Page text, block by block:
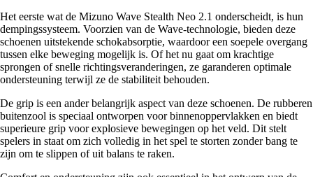
Het eerste wat de Mizuno Wave Stealth Neo 2.1 onderscheidt, is hun
dempingssysteem. Voorzien van de Wave-technologie, bieden deze
schoenen uitstekende schokabsorptie, waardoor een soepele overgang
tussen elke beweging mogelijk is. Of het nu gaat om krachtige
sprongen of snelle richtingsveranderingen, ze garanderen optimale
ondersteuning terwijl ze de stabiliteit behouden.
De grip is een ander belangrijk aspect van deze schoenen. De rubberen
buitenzool is speciaal ontworpen voor binnenoppervlakken en biedt
superieure grip voor explosieve bewegingen op het veld. Dit stelt
spelers in staat om zich volledig in het spel te storten zonder bang te
zijn om te slippen of uit balans te raken.